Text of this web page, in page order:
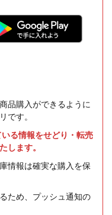
品購入ができるように
です。
る情報をせどり・転売
します。
情報は確実な購入を保
ため、プッシュ通知の